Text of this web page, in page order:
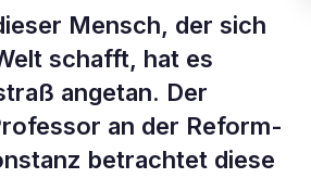
die Welt, die wir
Mensch, der sich
schafft, hat es
angetan. Der
an der Reform-
betrachtet diese